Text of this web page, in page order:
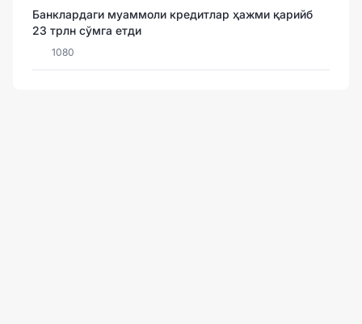
Банклардаги муаммоли кредитлар ҳажми қарийб
23 трлн сўмга етди
1080